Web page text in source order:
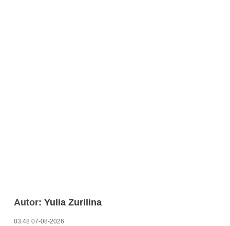
Autor: Yulia Zurilina
03:48 07-08-2026